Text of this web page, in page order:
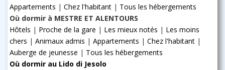
Appartements | Chez l'habitant | Tous les hébergements
Où dormir à MESTRE ET ALENTOURS
Hôtels | Proche de la gare | Les mieux notés | Les moins
chers | Animaux admis | Appartements | Chez l'habitant |
Auberge de jeunesse | Tous les hébergements
Où dormir au Lido di Jesolo